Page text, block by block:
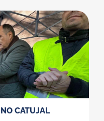
CATUJAL